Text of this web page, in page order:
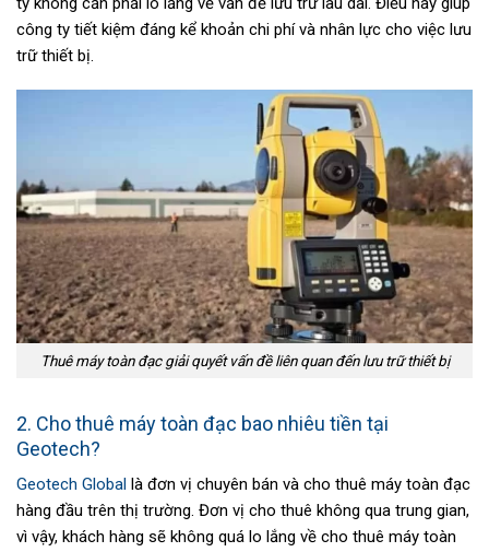
công ty tiết kiệm đáng kể khoản chi phí và nhân lực cho việc lưu
trữ thiết bị.
Thuê máy toàn đạc giải quyết vấn đề liên quan đến lưu trữ thiết bị
2. Cho thuê máy toàn đạc bao nhiêu tiền tại
Geotech?
Geotech Global là đơn vị chuyên bán và cho thuê máy toàn đạc
hàng đầu trên thị trường. Đơn vị cho thuê không qua trung gian,
vì vậy, khách hàng sẽ không quá lo lắng về cho thuê máy toàn